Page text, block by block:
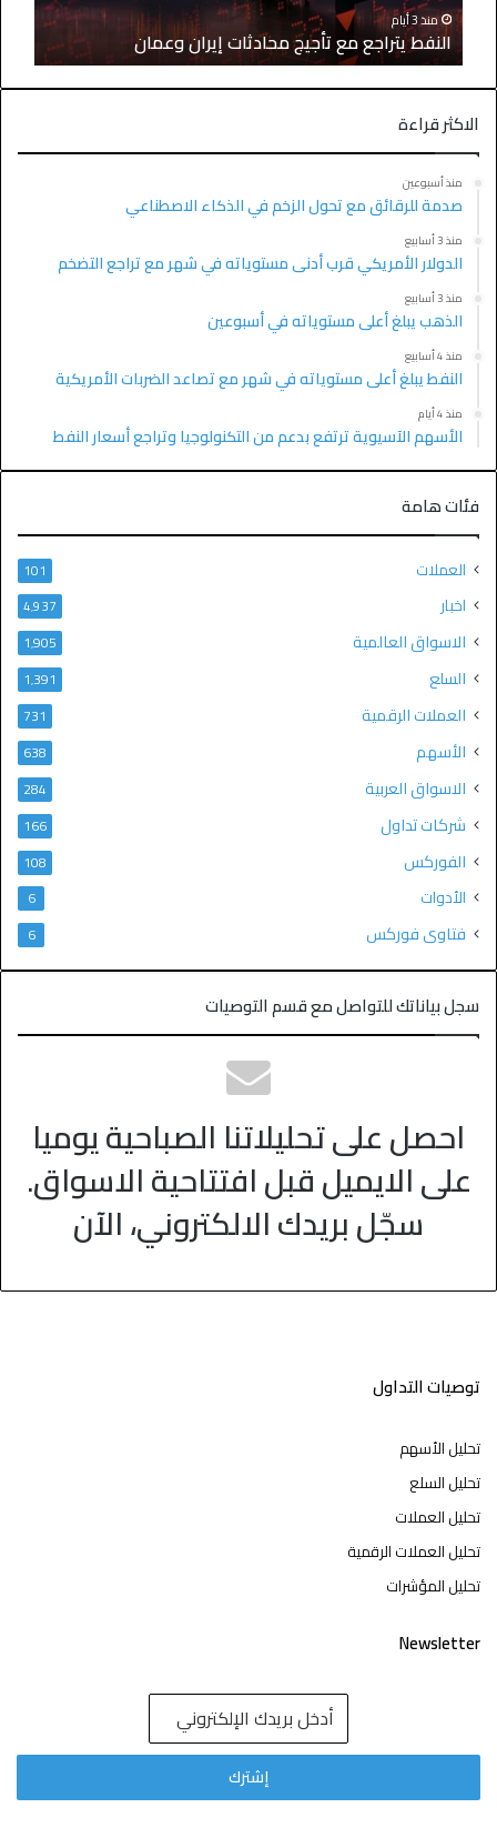
منذ 3 أيام
النفط يتراجع مع تأجيج محادثات إيران وعمان
الاكثر قراءة
منذ أسبوعين
صدمة للرقائق مع تحول الزخم في الذكاء الاصطناعي
منذ 3 أسابيع
الدولار الأمريكي قرب أدنى مستوياته في شهر مع تراجع التضخم
منذ 3 أسابيع
الذهب يبلغ أعلى مستوياته في أسبوعين
منذ 4 أسابيع
النفط يبلغ أعلى مستوياته في شهر مع تصاعد الضربات الأمريكية
منذ 4 أيام
الأسهم الآسيوية ترتفع بدعم من التكنولوجيا وتراجع أسعار النفط
فئات هامة
العملات 101
اخبار 4٬937
الاسواق العالمية 1٬905
السلع 1٬391
العملات الرقمية 731
الأسهم 638
الاسواق العربية 284
شركات تداول 166
الفوركس 108
الأدوات 6
فتاوى فوركس 6
سجل بياناتك للتواصل مع قسم التوصيات
احصل على تحليلاتنا الصباحية يوميا
على الايميل قبل افتتاحية الاسواق.
سجّل بريدك الالكتروني، الآن
توصيات التداول
تحليل الأسهم
تحليل السلع
تحليل العملات
تحليل العملات الرقمية
تحليل المؤشرات
Newsletter